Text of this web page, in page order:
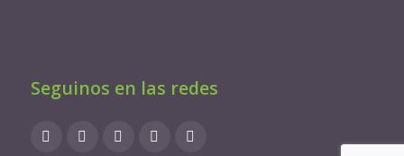
Seguinos en las redes